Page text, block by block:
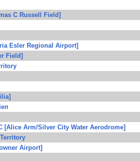
C Russell Field]
Esler Regional Airport]
Field]
[Alice Arm/Silver City Water Aerodrome]
Airport]